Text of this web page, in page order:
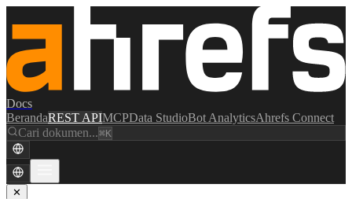
Docs
BerandaREST APIMCPData StudioBot AnalyticsAhrefs Connect
Cari dokumen...⌘K
✕